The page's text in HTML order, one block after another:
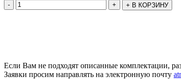
- + + В КОРЗИНУ
Если Вам не подходят описанные комплектации,
Заявки просим направлять на электронную почту